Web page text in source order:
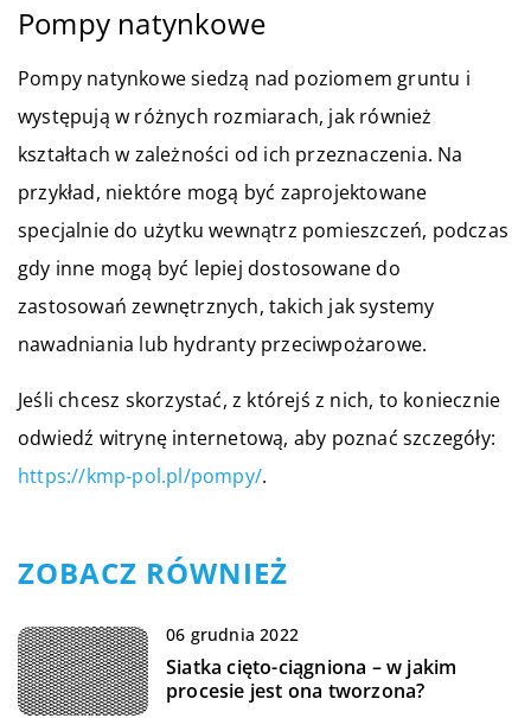
Pompy natynkowe
Pompy natynkowe siedzą nad poziomem gruntu i
występują w różnych rozmiarach, jak również
kształtach w zależności od ich przeznaczenia. Na
przykład, niektóre mogą być zaprojektowane
specjalnie do użytku wewnątrz pomieszczeń, podczas
gdy inne mogą być lepiej dostosowane do
zastosowań zewnętrznych, takich jak systemy
nawadniania lub hydranty przeciwpożarowe.
Jeśli chcesz skorzystać, z którejś z nich, to koniecznie
odwiedź witrynę internetową, aby poznać szczegóły:
https://kmp-pol.pl/pompy/.
ZOBACZ RÓWNIEŻ
06 grudnia 2022
Siatka cięto-ciągniona – w jakim
procesie jest ona tworzona?